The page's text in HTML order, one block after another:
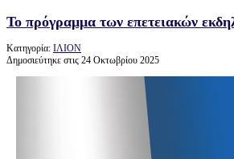
Το πρόγραμμα των επετειακών
Κατηγορία: ΙΛΙΟΝ
Δημοσιεύτηκε στις 24 Οκτωβρίου 2025